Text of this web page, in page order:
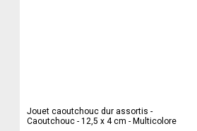
Jouet caoutchouc dur assortis -
Caoutchouc - 12,5 x 4 cm - Multicolore